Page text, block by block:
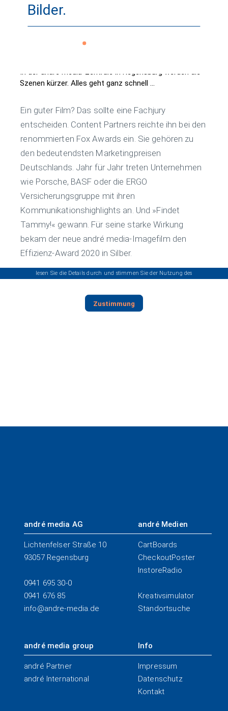
Bilder.
Szenen kürzer. Alles geht ganz schnell ...
Ein guter Film? Das sollte eine Fachjury
entscheiden. Content Partners reichte ihn bei den
renommierten Fox Awards ein. Sie gehören zu
den bedeutendsten Marketingpreisen
Deutschlands. Jahr für Jahr treten Unternehmen
wie Porsche, BASF oder die ERGO
Versicherungsgruppe mit ihren
Kommunikationshighlights an. Und »Findet
Tammy!« gewann. Für seine starke Wirkung
bekam der neue andré media-Imagefilm den
Effizienz-Award 2020 in Silber.
Wir benötigen Ihre Zustimmung, um den "YouTube" Cookie
zu laden.
Inhalte einzubetten.
lesen Sie die Details durch und stimmen Sie der Nutzung des
Zustimmung
andré media AG
Lichtenfelser Straße 10
93057 Regensburg
0941 695 30-0
0941 676 85
info@andre-media.de
andré Medien
CartBoards
CheckoutPoster
InstoreRadio
Kreativsimulator
Standortsuche
andré media group
andré Partner
andré International
Info
Impressum
Datenschutz
Kontakt